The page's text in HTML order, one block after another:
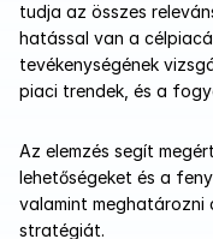
tudja az összes
hatással van a
tevékenységének
piaci trendek, és a
Az elemzés segít
lehetőségeket és a
valamint meghatározni
stratégiát.